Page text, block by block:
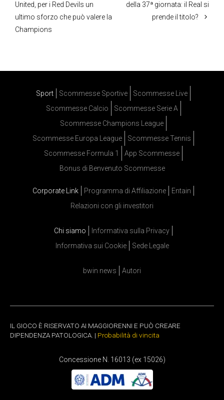
United, per i Red Devils un
ultimo sforzo che può valere la
Champions
della 37ª giornata: il Real si
prende il titolo?
Sport Scommesse Sportive
Scommesse Live
Scommesse Calcio
Scommesse Serie A
Scommesse Champions League
Scommesse Europa League
Scommesse Tennis
Scommesse Formula 1
App Scommesse
Bonus di Benvenuto Scommesse
Corporate Link Programma di Affiliazione
Entain
Relazioni con gli investitori
Chi siamo
Informativa sulla Privacy
Informativa sui Cookie
Sede Legale
bwin news Autori
IL GIOCO È RISERVATO AI MAGGIORENNI E PUÒ CREARE
DIPENDENZA PATOLOGICA. | Probabilità di vincita
Concessione N. 16013 (ex 15026)